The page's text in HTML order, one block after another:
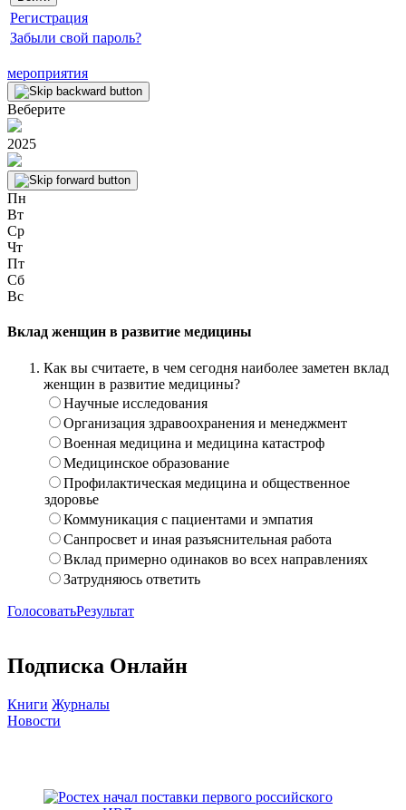
Регистрация
Забыли свой пароль?
мероприятия
Веберите
2025
Пн
Вт
Ср
Чт
Пт
Сб
Вс
Вклад женщин в развитие медицины
Как вы считаете, в чем сегодня наиболее заметен вклад
женщин в развитие медицины?
Научные исследования
Организация здравоохранения и менеджмент
Военная медицина и медицина катастроф
Медицинское образование
Профилактическая медицина и общественное
здоровье
Коммуникация с пациентами и эмпатия
Санпросвет и иная разъяснительная работа
Вклад примерно одинаков во всех направлениях
Затрудняюсь ответить
ГолосоватьРезультат
Подписка Онлайн
Книги Журналы
Новости